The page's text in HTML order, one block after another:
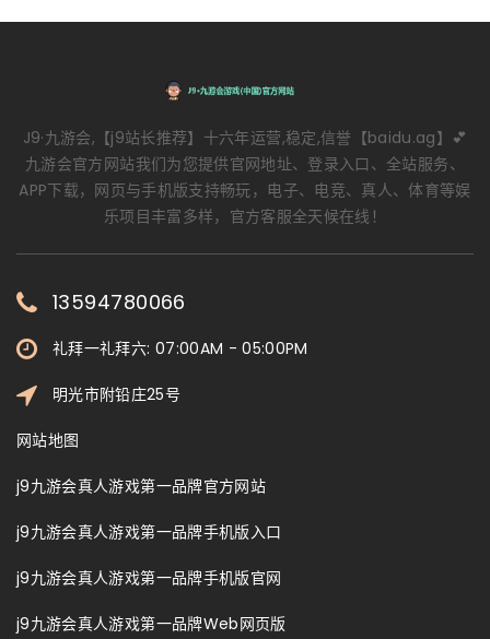
J9·九游会,【j9站长推荐】十六年运营,稳定,信誉【baidu.ag】💕
九游会官方网站我们为您提供官网地址、登录入口、全站服务、
APP下载，网页与手机版支持畅玩，电子、电竞、真人、体育等娱
乐项目丰富多样，官方客服全天候在线！
13594780066
礼拜一礼拜六: 07:00AM - 05:00PM
明光市附铅庄25号
网站地图
j9九游会真人游戏第一品牌官方网站
j9九游会真人游戏第一品牌手机版入口
j9九游会真人游戏第一品牌手机版官网
j9九游会真人游戏第一品牌Web网页版